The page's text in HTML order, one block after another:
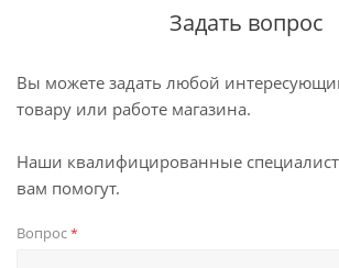
Задать вопрос
Вы можете задать любой
товару или работе магазина.
Наши квалифицированные
вам помогут.
Вопрос*